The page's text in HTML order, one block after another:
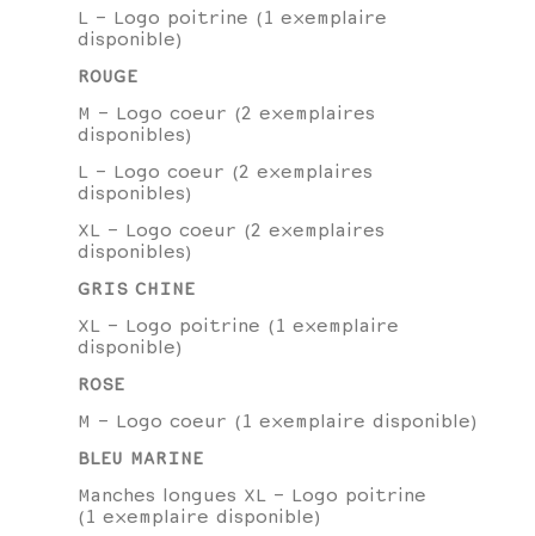
L - Logo poitrine (1 exemplaire
disponible)
ROUGE
M - Logo coeur (2 exemplaires
disponibles)
L - Logo coeur (2 exemplaires
disponibles)
XL - Logo coeur (2 exemplaires
disponibles)
GRIS CHINE
XL - Logo poitrine (1 exemplaire
disponible)
ROSE
M - Logo coeur (1 exemplaire disponible)
BLEU MARINE
Manches longues XL - Logo poitrine
(1 exemplaire disponible)